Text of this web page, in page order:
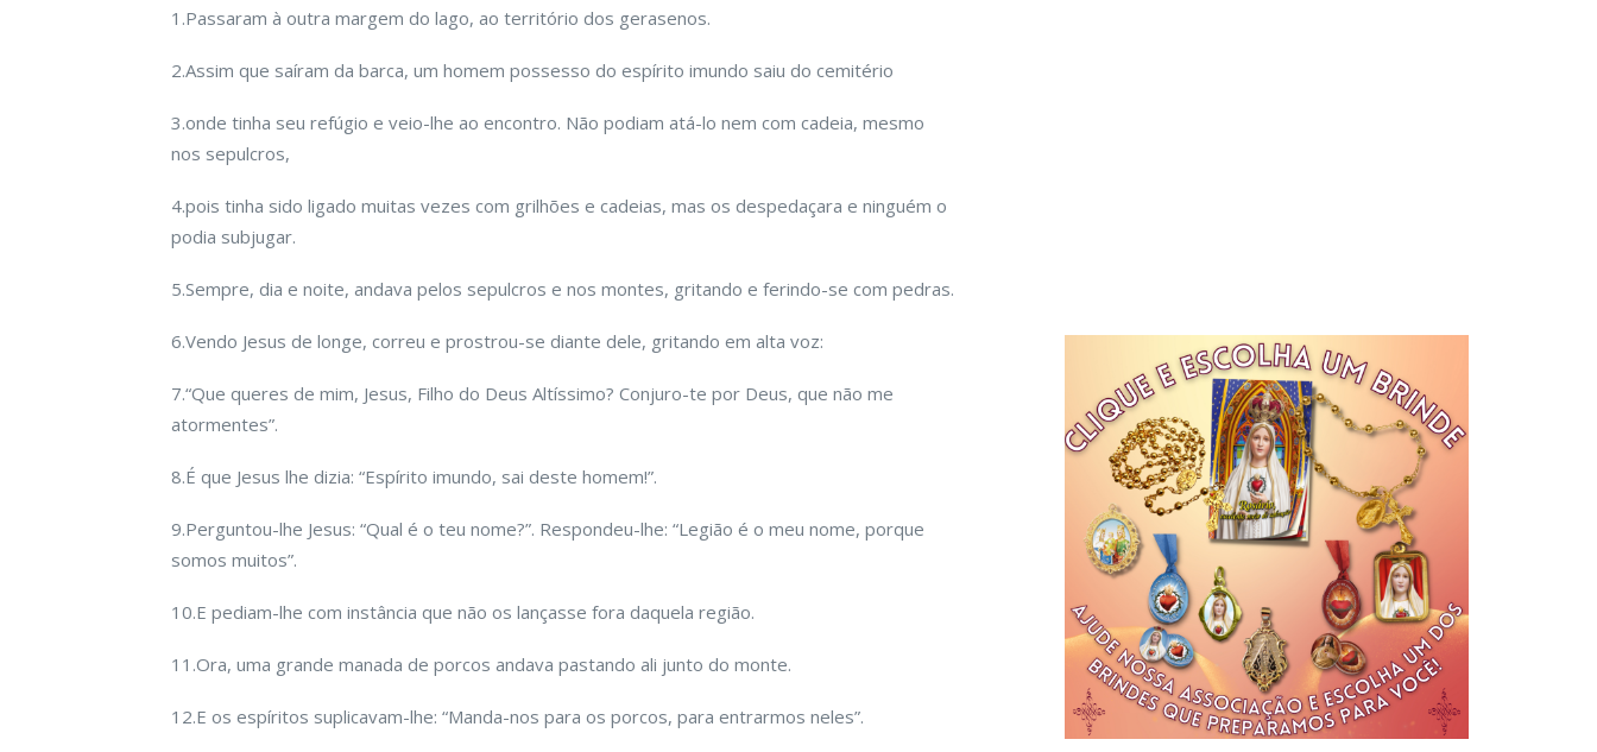
1.Passaram à outra margem do lago, ao território dos gerasenos.
2.Assim que saíram da barca, um homem possesso do espírito imundo saiu do cemitério
3.onde tinha seu refúgio e veio-lhe ao encontro. Não podiam atá-lo nem com cadeia, mesmo
nos sepulcros,
4.pois tinha sido ligado muitas vezes com grilhões e cadeias, mas os despedaçara e ninguém o
podia subjugar.
5.Sempre, dia e noite, andava pelos sepulcros e nos montes, gritando e ferindo-se com pedras.
6.Vendo Jesus de longe, correu e prostrou-se diante dele, gritando em alta voz:
7.“Que queres de mim, Jesus, Filho do Deus Altíssimo? Conjuro-te por Deus, que não me
atormentes”.
8.É que Jesus lhe dizia: “Espírito imundo, sai deste homem!”.
9.Perguntou-lhe Jesus: “Qual é o teu nome?”. Respondeu-lhe: “Legião é o meu nome, porque
somos muitos”.
10.E pediam-lhe com instância que não os lançasse fora daquela região.
11.Ora, uma grande manada de porcos andava pastando ali jun­to do monte.
12.E os espíritos suplicavam-lhe: “Manda-nos para os porcos, para entrarmos neles”.